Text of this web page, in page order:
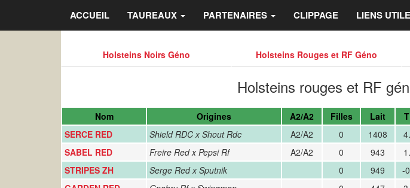
ACCUEIL TAUREAUX PARTENAIRES CLIPPAGE LIENS
Holsteins Noirs Géno Holsteins Rouges et RF Géno
Holsteins rouges et RF
Nom Origines A2/A2 Filles Lait
SERCE RED
Shield RDC x Shout Rdc A2/A2 0 1408
SABEL RED
Freire Red x Pepsi Rf A2/A2 0 943
STRIPES ZH
Serge Red x Sputnik 0 949 -